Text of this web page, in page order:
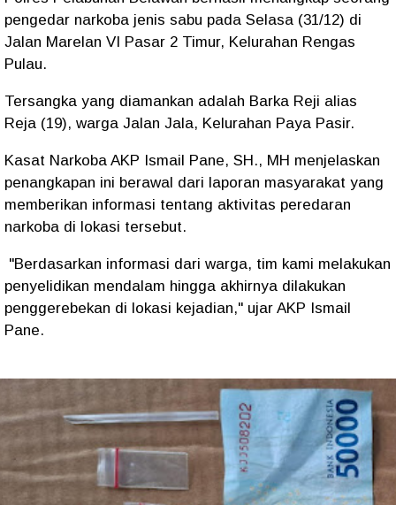
pengedar narkoba jenis sabu pada Selasa (31/12) di
Jalan Marelan VI Pasar 2 Timur, Kelurahan Rengas
Pulau.
Tersangka yang diamankan adalah Barka Reji alias
Reja (19), warga Jalan Jala, Kelurahan Paya Pasir.
Kasat Narkoba AKP Ismail Pane, SH., MH menjelaskan
penangkapan ini berawal dari laporan masyarakat yang
memberikan informasi tentang aktivitas peredaran
narkoba di lokasi tersebut.
"Berdasarkan informasi dari warga, tim kami melakukan
penyelidikan mendalam hingga akhirnya dilakukan
penggerebekan di lokasi kejadian," ujar AKP Ismail
Pane.